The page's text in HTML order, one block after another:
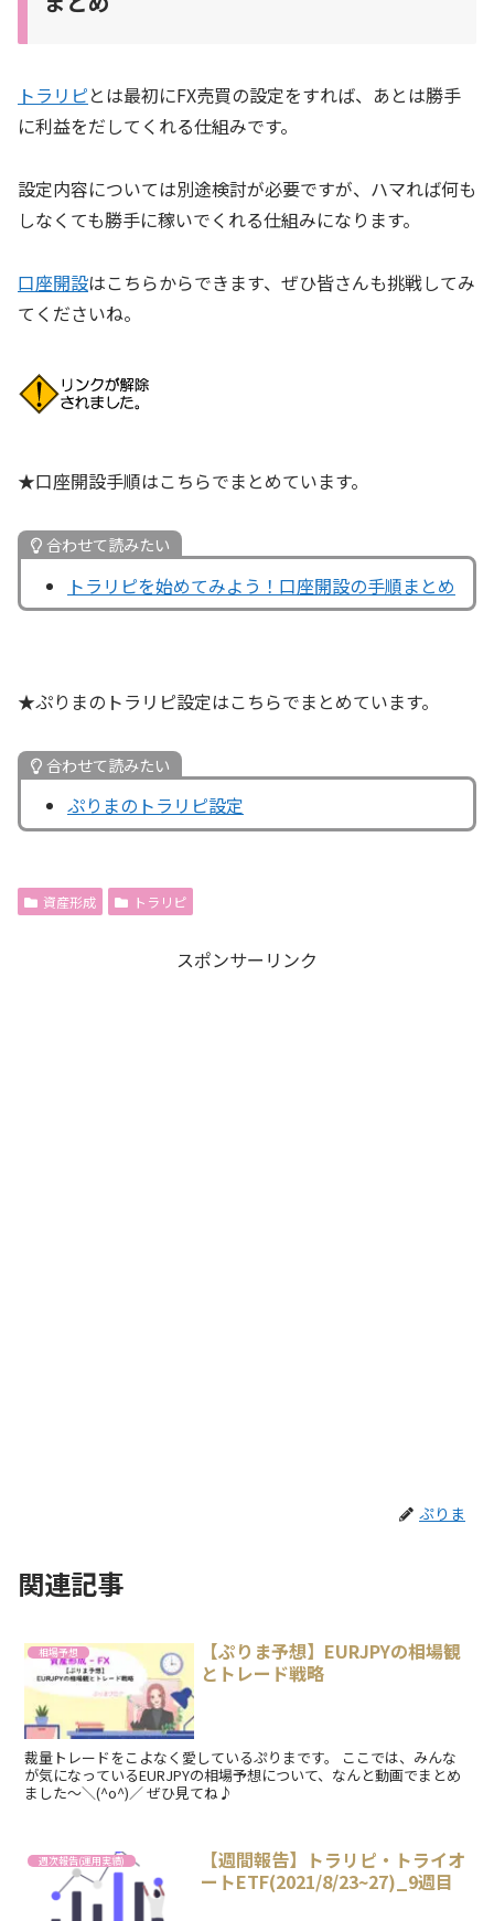
トラリピとは最初にFX売買の設定をすれば、あとは勝手
に利益をだしてくれる仕組みです。
設定内容については別途検討が必要ですが、ハマれば何も
しなくても勝手に稼いでくれる仕組みになります。
口座開設はこちらからできます、ぜひ皆さんも挑戦してみ
てくださいね。
★口座開設手順はこちらでまとめています。
合わせて読みたい
トラリピを始めてみよう！口座開設の手順まとめ
★ぷりまのトラリピ設定はこちらでまとめています。
合わせて読みたい
ぷりまのトラリピ設定
資産形成 トラリピ
スポンサーリンク
ぷりま
関連記事
相場予想
【ぷりま予想】EURJPYの相場観
とトレード戦略
裁量トレードをこよなく愛しているぷりまです。 ここでは、みんな
が気になっているEURJPYの相場予想について、なんと動画でまとめ
ました～＼(^o^)／ ぜひ見てね♪
週次報告(運用実績)
【週間報告】トラリピ・トライオ
ートETF(2021/8/23~27)_9週目